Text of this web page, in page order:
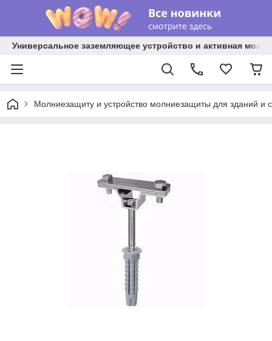
Универсальное заземляющее устройство и активная
Молниезащиту и устройство молниезащиты для зданий и